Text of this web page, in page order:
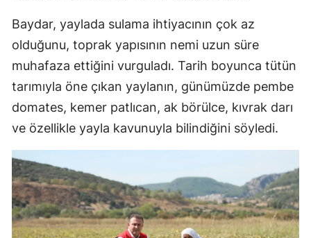
Baydar, yaylada sulama ihtiyacının çok az
olduğunu, toprak yapısının nemi uzun süre
muhafaza ettiğini vurguladı. Tarih boyunca tütün
tarımıyla öne çıkan yaylanın, günümüzde pembe
domates, kemer patlıcan, ak börülce, kıvrak darı
ve özellikle yayla kavunuyla bilindiğini söyledi.